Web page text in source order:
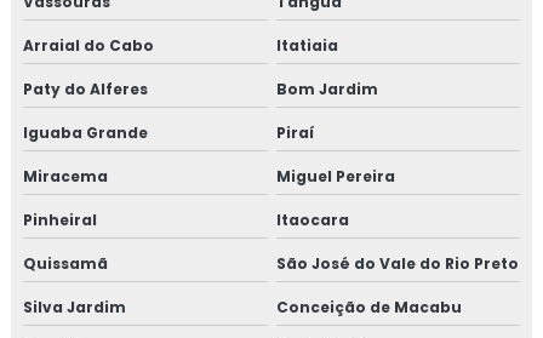
Consultoria em legislação de alimentos
Consultoria em manipulação de alimentos
Consultoria em mapeamento de processos e gestão de
riscos
Consultoria em microbiologia de alimentos com base em
salmonella
Arraial do Cabo Itatiaia
Paty do Alferes Bom Jardim
Iguaba Grande Piraí
Miracema Miguel Pereira
Pinheiral Itaocara
Quissamã São José do Vale do Rio Preto
Silva Jardim Conceição de Macabu